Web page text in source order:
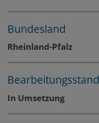
Bundesland
Rheinland-Pfalz
Bearbeitungsstand
In Umsetzung